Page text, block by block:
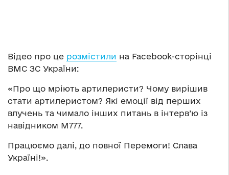
Відео про це розмістили на Facebook-сторінці
ВМС ЗС України:
«Про що мріють артилеристи? Чому вирішив
стати артилеристом? Які емоції від перших
влучень та чимало інших питань в інтерв’ю із
навідником М777.
Працюємо далі, до повної Перемоги! Слава
Україні!».